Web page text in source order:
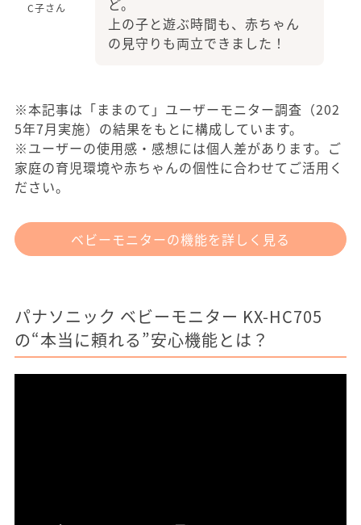
C子さん
上の子と遊ぶ時間も、赤ちゃん
の見守りも両立できました！
※本記事は「ままのて」ユーザーモニター調査（202
5年7月実施）の結果をもとに構成しています。
※ユーザーの使用感・感想には個人差があります。ご
家庭の育児環境や赤ちゃんの個性に合わせてご活用く
ださい。
ベビーモニターの機能を詳しく見る
パナソニック ベビーモニター KX-HC705
の“本当に頼れる”安心機能とは？